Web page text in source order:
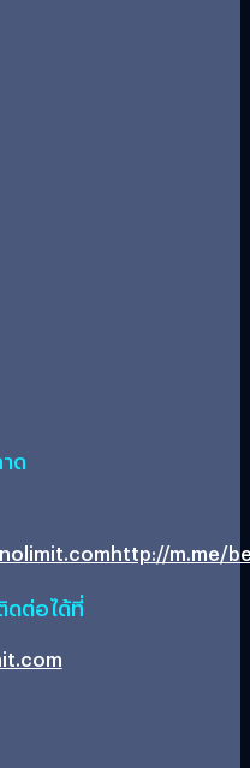
ด
http://m.me/
ดต่อได้ที่